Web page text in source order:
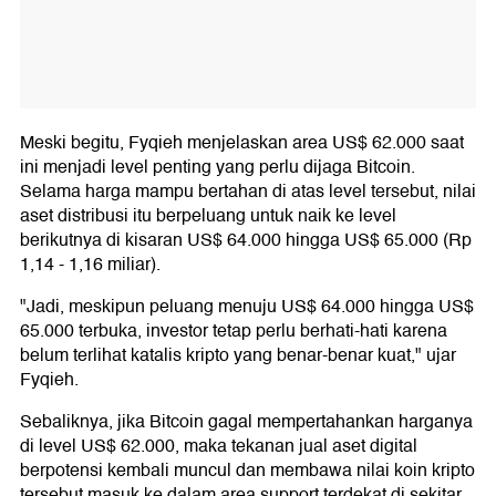
Meski begitu, Fyqieh menjelaskan area US$ 62.000 saat
ini menjadi level penting yang perlu dijaga Bitcoin.
Selama harga mampu bertahan di atas level tersebut, nilai
aset distribusi itu berpeluang untuk naik ke level
berikutnya di kisaran US$ 64.000 hingga US$ 65.000 (Rp
1,14 - 1,16 miliar).
"Jadi, meskipun peluang menuju US$ 64.000 hingga US$
65.000 terbuka, investor tetap perlu berhati-hati karena
belum terlihat katalis kripto yang benar-benar kuat," ujar
Fyqieh.
Sebaliknya, jika Bitcoin gagal mempertahankan harganya
di level US$ 62.000, maka tekanan jual aset digital
berpotensi kembali muncul dan membawa nilai koin kripto